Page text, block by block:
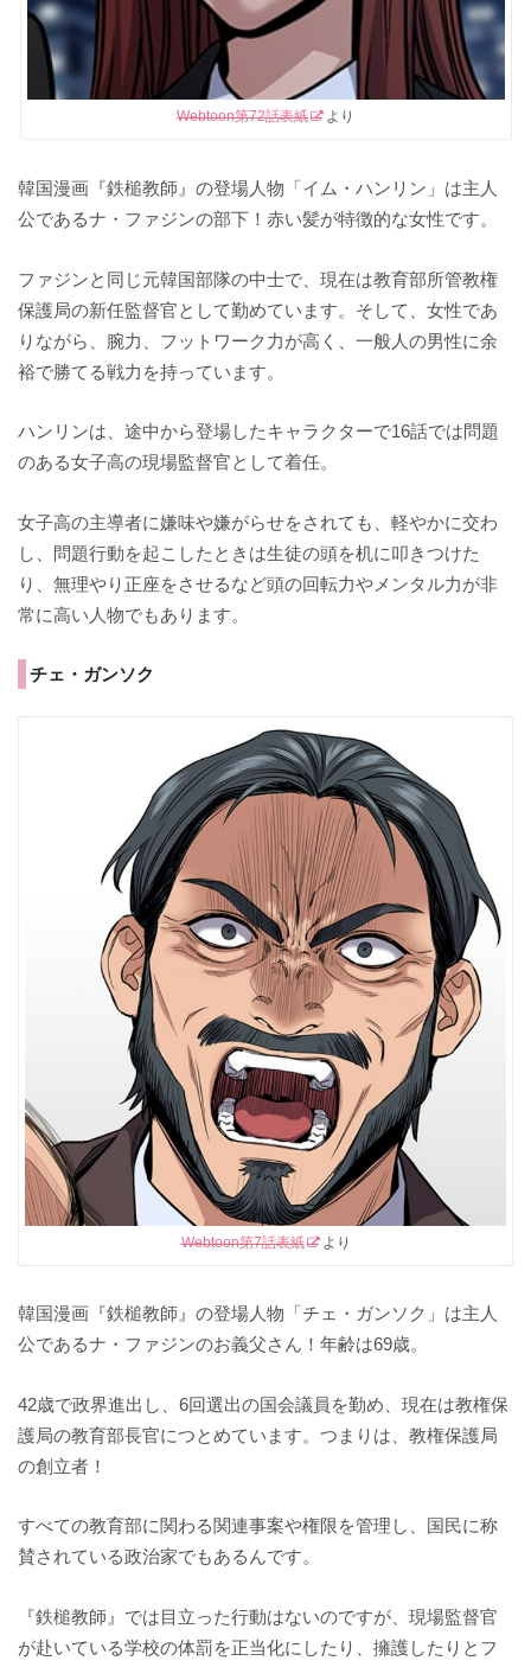
Webtoon第72話表紙 より
韓国漫画『鉄槌教師』の登場人物「イム・ハンリン」は主人
公であるナ・ファジンの部下！赤い髪が特徴的な女性です。
ファジンと同じ元韓国部隊の中士で、現在は教育部所管教権
保護局の新任監督官として勤めています。そして、女性であ
りながら、腕力、フットワーク力が高く、一般人の男性に余
裕で勝てる戦力を持っています。
ハンリンは、途中から登場したキャラクターで16話では問題
のある女子高の現場監督官として着任。
女子高の主導者に嫌味や嫌がらせをされても、軽やかに交わ
し、問題行動を起こしたときは生徒の頭を机に叩きつけた
り、無理やり正座をさせるなど頭の回転力やメンタル力が非
常に高い人物でもあります。
チェ・ガンソク
Webtoon第7話表紙 より
韓国漫画『鉄槌教師』の登場人物「チェ・ガンソク」は主人
公であるナ・ファジンのお義父さん！年齢は69歳。
42歳で政界進出し、6回選出の国会議員を勤め、現在は教権保
護局の教育部長官につとめています。つまりは、教権保護局
の創立者！
すべての教育部に関わる関連事案や権限を管理し、国民に称
賛されている政治家でもあるんです。
『鉄槌教師』では目立った行動はないのですが、現場監督官
が赴いている学校の体罰を正当化にしたり、擁護したりとフ